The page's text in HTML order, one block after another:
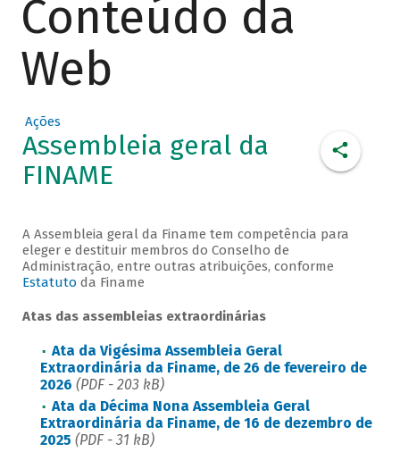
Conteúdo da
Web
Ações
Assembleia geral da
FINAME
A Assembleia geral da Finame tem competência para
eleger e destituir membros do Conselho de
Administração, entre outras atribuições, conforme
Estatuto da Finame
Atas das assembleias extraordinárias
Ata da Vigésima Assembleia Geral
Extraordinária da Finame, de 26 de fevereiro de
2026 (PDF - 203 kB)
Ata da Décima Nona Assembleia Geral
Extraordinária da Finame, de 16 de dezembro de
2025 (PDF - 31 kB)